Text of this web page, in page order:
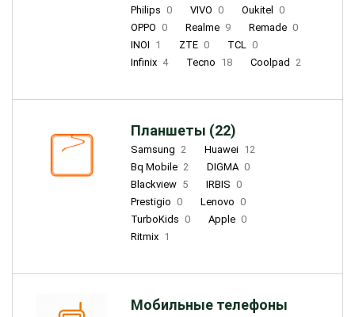
Philips 0 VIVO 0 Oukitel
0
OPPO 0 Realme 9 Remade 0
INOI 1 ZTE 0 TCL 0
Infinix 4 Tecno 18 Coolpad 2
Планшеты (22)
Samsung 2 Huawei 12
Bq Mobile 2 DIGMA 0
Blackview 5 IRBIS 0
Prestigio 0 Lenovo 0
TurboKids 0 Apple 0
Ritmix 1
Мобильные телефоны